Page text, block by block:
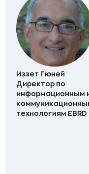
Иззет Гюней
Директор по
информационным
технологиям EBRD